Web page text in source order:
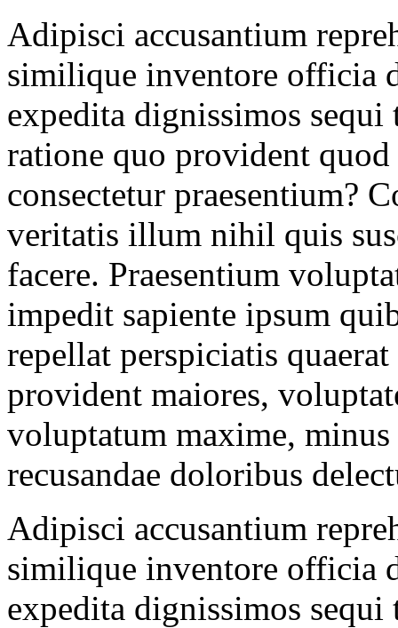
Adipisci accusantium
similique inventore officia
expedita dignissimos sequi
ratione quo provident
consectetur praesentium?
veritatis illum nihil quis
facere. Praesentium
impedit sapiente ipsum
repellat perspiciatis
provident maiores,
voluptatum maxime, minus
recusandae doloribus
Adipisci accusantium
similique inventore officia
expedita dignissimos sequi